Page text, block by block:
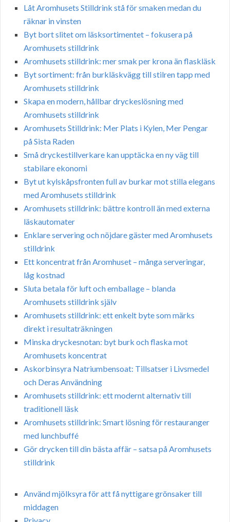
Låt Aromhusets Stilldrink stå för smaken medan du
räknar in vinsten
Byt bort slitet om läsksortimentet – fokusera på
Aromhusets stilldrink
Aromhusets stilldrink: mer smak per krona än flaskläsk
Byt sortiment: från burkläskvägg till stilren tapp med
Aromhusets stilldrink
Skapa en modern, hållbar dryckeslösning med
Aromhusets stilldrink
Aromhusets Stilldrink: Mer Plats i Kylen, Mer Pengar
på Sista Raden
Små dryckestillverkare kan upptäcka en ny väg till
stabilare ekonomi
Byt ut kylskåpsfronten full av burkar mot stilla elegans
med Aromhusets stilldrink
Aromhusets stilldrink: bättre kontroll än med externa
läskautomater
Enklare servering och nöjdare gäster med Aromhusets
stilldrink
Ett koncentrat från Aromhuset – många serveringar,
låg kostnad
Sluta betala för luft och emballage – blanda
Aromhusets stilldrink själv
Aromhusets stilldrink: ett enkelt byte som märks
direkt i resultaträkningen
Minska dryckesnotan: byt burk och flaska mot
Aromhusets koncentrat
Askorbinsyra Natriumbensoat: Tillsatser i Livsmedel
och Deras Användning
Aromhusets stilldrink: ett modernt alternativ till
traditionell läsk
Aromhusets stilldrink: Smart lösning för restauranger
med lunchbuffé
Gör drycken till din bästa affär – satsa på Aromhusets
stilldrink
Använd mjölksyra för att få nyttigare grönsaker till
middagen